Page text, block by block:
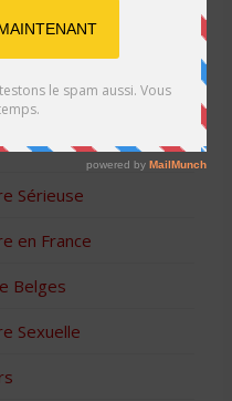
Échangistes
Sérieuse
en France
Belges
Sexuelle